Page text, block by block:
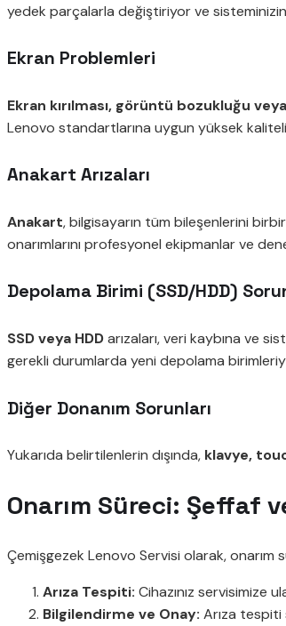
yedek parçalarla değiştiriyor ve sisteminizin
Ekran Problemleri
Ekran kırılması, görüntü bozukluğu
Lenovo standartlarına uygun yüksek
Anakart Arızaları
Anakart, bilgisayarın tüm bileşenlerini
onarımlarını profesyonel ekipmanlar ve
Depolama Birimi (SSD/HDD)
SSD veya HDDarızaları, veri kaybına ve
gerekli durumlarda yeni depolama
Diğer Donanım Sorunları
Yukarıda belirtilenlerin dışında, klavye,
Onarım Süreci: Şeffaf
Çemişgezek Lenovo Servisi olarak, onarım
Arıza Tespiti: Cihazınız servisimize
Bilgilendirme ve Onay: Arıza tespiti